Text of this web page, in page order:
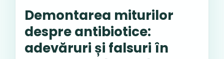
Demontarea miturilor
despre antibiotice:
adevăruri și falsuri în